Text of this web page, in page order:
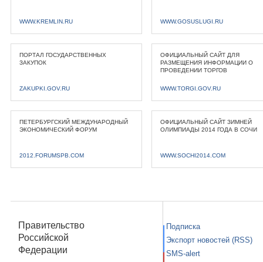
WWW.KREMLIN.RU WWW.GOSUSLUGI.RU
ПОРТАЛ ГОСУДАРСТВЕННЫХ
ЗАКУПОК
ZAKUPKI.GOV.RU
ОФИЦИАЛЬНЫЙ САЙТ ДЛЯ
РАЗМЕЩЕНИЯ ИНФОРМАЦИИ О
ПРОВЕДЕНИИ ТОРГОВ
WWW.TORGI.GOV.RU
ПЕТЕРБУРГСКИЙ МЕЖДУНАРОДНЫЙ
ЭКОНОМИЧЕСКИЙ ФОРУМ
2012.FORUMSPB.COM
ОФИЦИАЛЬНЫЙ САЙТ ЗИМНЕЙ
ОЛИМПИАДЫ 2014 ГОДА В СОЧИ
WWW.SOCHI2014.COM
Правительство
Российской
Федерации
Подписка
Экспорт новостей (RSS)
SMS-alert